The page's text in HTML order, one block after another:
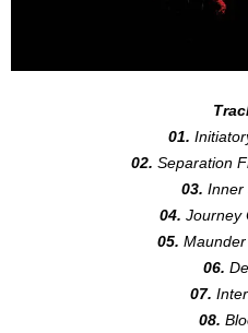
01.
02. Separation
03. Inner
04. Journey
05.
06.
07.
08.